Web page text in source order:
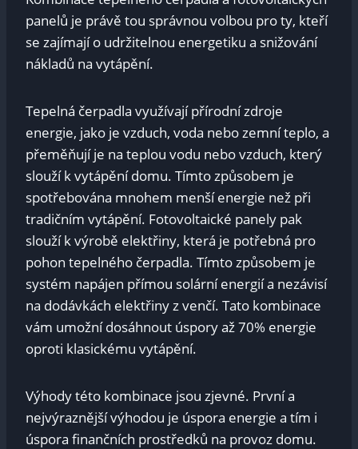
panelů je právě tou správnou volbou pro ty, kteří
se zajímají o udržitelnou energetiku a snižování
nákladů na vytápění.
Tepelná čerpadla využívají přírodní zdroje
energie, jako je vzduch, voda nebo zemní teplo, a
přeměňují je na teplou vodu nebo vzduch, který
slouží k vytápění domu. Tímto způsobem je
spotřebována mnohem menší energie než při
tradičním vytápění. Fotovoltaické panely pak
slouží k výrobě elektřiny, která je potřebná pro
pohon tepelného čerpadla. Tímto způsobem je
systém napájen přímou solární energií a nezávisí
na dodávkách elektřiny z venčí. Tato kombinace
vám umožní dosáhnout úspory až 70% energie
oproti klasickému vytápění.
Výhody této kombinace jsou zjevné. První a
nejvýraznější výhodou je úspora energie a tím i
úspora finančních prostředků na provoz domu.